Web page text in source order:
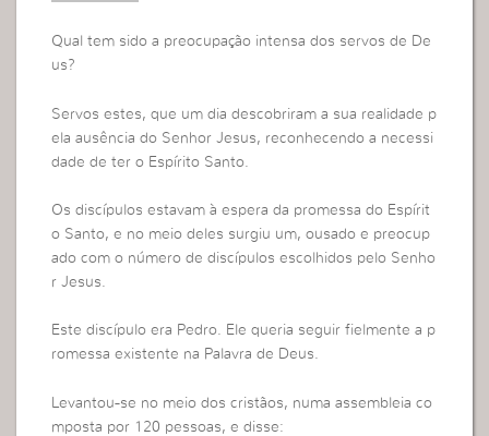
Qual tem sido a preocupação intensa dos servos de De
us?
Servos estes, que um dia descobriram a sua realidade p
ela ausência do Senhor Jesus, reconhecendo a necessi
dade de ter o Espírito Santo.
Os discípulos estavam à espera da promessa do Espírit
o Santo, e no meio deles surgiu um, ousado e preocup
ado com o número de discípulos escolhidos pelo Senho
r Jesus.
Este discípulo era Pedro. Ele queria seguir fielmente a p
romessa existente na Palavra de Deus.
Levantou-se no meio dos cristãos, numa assembleia co
mposta por 120 pessoas, e disse: